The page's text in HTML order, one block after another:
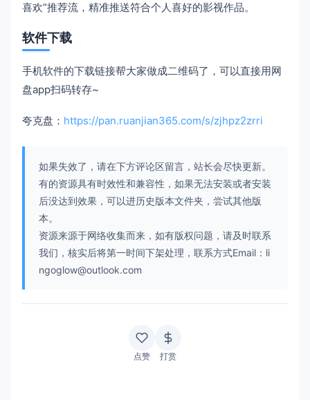
喜欢”推荐流，精准推送符合个人喜好的影视作品。
软件下载
手机软件的下载链接帮大家做成二维码了，可以直接用网
盘app扫码转存~
夸克盘： https://pan.ruanjian365.com/s/zjhpz2zrri
如果失效了，请在下方评论区留言，站长会尽快更新。
有的资源具有时效性和兼容性，如果无法安装或者安装
后没达到效果，可以进历史版本文件夹，尝试其他版
本。
资源来源于网络收集而来，如有版权问题，请及时联系
我们，核实后将第一时间下架处理，联系方式Email：li
ngoglow@outlook.com
点赞 打赏